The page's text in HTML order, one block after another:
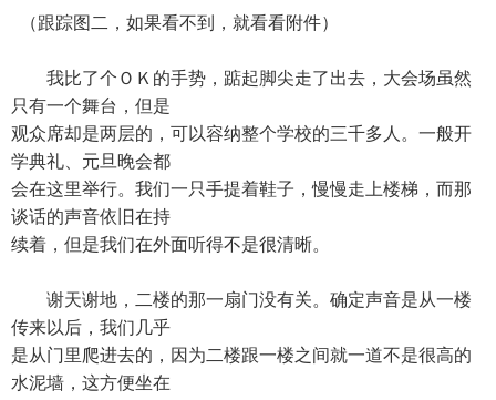
（跟踪图二，如果看不到，就看看附件）
我比了个ＯＫ的手势，踮起脚尖走了出去，大会场虽然
只有一个舞台，但是
观众席却是两层的，可以容纳整个学校的三千多人。一般开
学典礼、元旦晚会都
会在这里举行。我们一只手提着鞋子，慢慢走上楼梯，而那
谈话的声音依旧在持
续着，但是我们在外面听得不是很清晰。
谢天谢地，二楼的那一扇门没有关。确定声音是从一楼
传来以后，我们几乎
是从门里爬进去的，因为二楼跟一楼之间就一道不是很高的
水泥墙，这方便坐在